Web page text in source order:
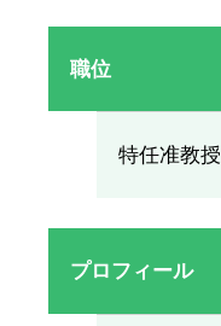
職位
特任准教授
プロフィール